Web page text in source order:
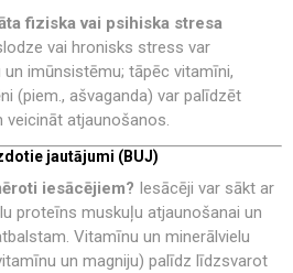
fiziska vai psihiska stresa
vai hronisks stress var
imūnsistēmu; tāpēc vitamīni,
(piem., ašvaganda) var palīdzēt
veicināt atjaunošanos.
jautājumi (BUJ)
iesācējiem? Iesācēji var sākt ar
proteīns muskuļu atjaunošanai un
Vitamīnu un minerālvielu
un magniju) palīdz līdzsvarot